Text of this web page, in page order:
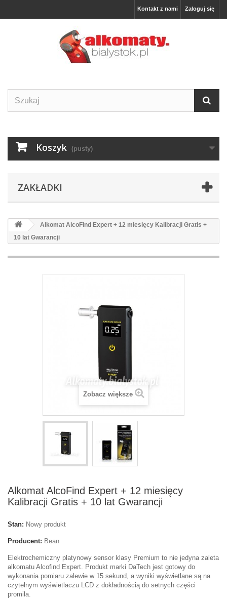
Zaloguj się
Kontakt z nami
Koszyk (pusty)
ZAKŁADKI
Alkomat AlcoFind Expert + 12 miesięcy Kalibracji Gratis +
10 lat Gwarancji
Zobacz większe
Alkomat AlcoFind Expert + 12 miesięcy
Kalibracji Gratis + 10 lat Gwarancji
Stan: Nowy produkt
Producent: Bean
Elektrochemiczny platynowy sensor klasy Premium to nie jedyna zaleta
alkomatu Alcofind Expert. Produkt marki DaTech jest gotowy do
wykonania pomiaru zalewie w 15 sekund, a wyniki wyświetlane są na
czytelnym wyświetlaczu LCD z dokładnością do setnych części
promila.